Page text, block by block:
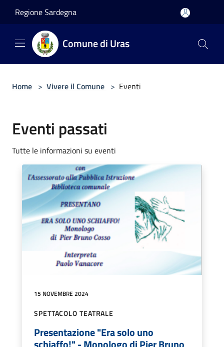
Regione Sardegna
Comune di Uras
Home > Vivere il Comune > Eventi
Eventi passati
Tutte le informazioni su eventi
15 NOVEMBRE 2024
SPETTACOLO TEATRALE
Presentazione "Era solo uno